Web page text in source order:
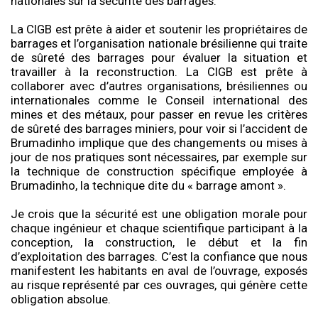
La CIGB est prête à aider et soutenir les propriétaires de
barrages et l’organisation nationale brésilienne qui traite
de sûreté des barrages pour évaluer la situation et
travailler à la reconstruction. La CIGB est prête à
collaborer avec d’autres organisations, brésiliennes ou
internationales comme le Conseil international des
mines et des métaux, pour passer en revue les critères
de sûreté des barrages miniers, pour voir si l’accident de
Brumadinho implique que des changements ou mises à
jour de nos pratiques sont nécessaires, par exemple sur
la technique de construction spécifique employée à
Brumadinho, la technique dite du « barrage amont ».
Je crois que la sécurité est une obligation morale pour
chaque ingénieur et chaque scientifique participant à la
conception, la construction, le début et la fin
d’exploitation des barrages. C’est la confiance que nous
manifestent les habitants en aval de l’ouvrage, exposés
au risque représenté par ces ouvrages, qui génère cette
obligation absolue.